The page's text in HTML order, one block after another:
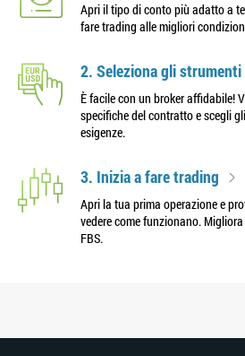
Apri il tipo di conto più adatto a
fare trading alle migliori
2. Seleziona gli
È facile con un broker affidabile!
specifiche del contratto e scegli
esigenze.
3. Inizia a fare trading
Apri la tua prima operazione e
vedere come funzionano.
FBS.